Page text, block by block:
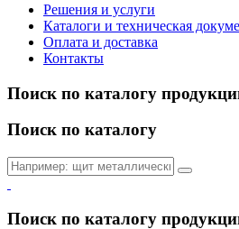
Решения и услуги
Каталоги и техническая
Оплата и доставка
Контакты
Поиск по каталогу
Поиск по каталогу
Поиск по каталогу